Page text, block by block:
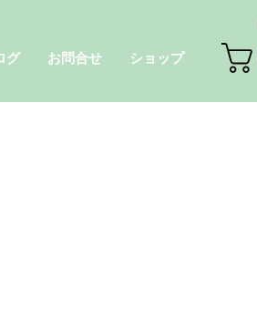
グ お問合せ ショップ